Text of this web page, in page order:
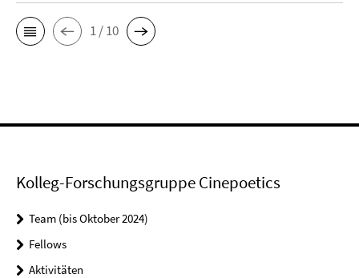
1 / 10
Kolleg-Forschungsgruppe Cinepoetics
Team (bis Oktober 2024)
Fellows
Aktivitäten